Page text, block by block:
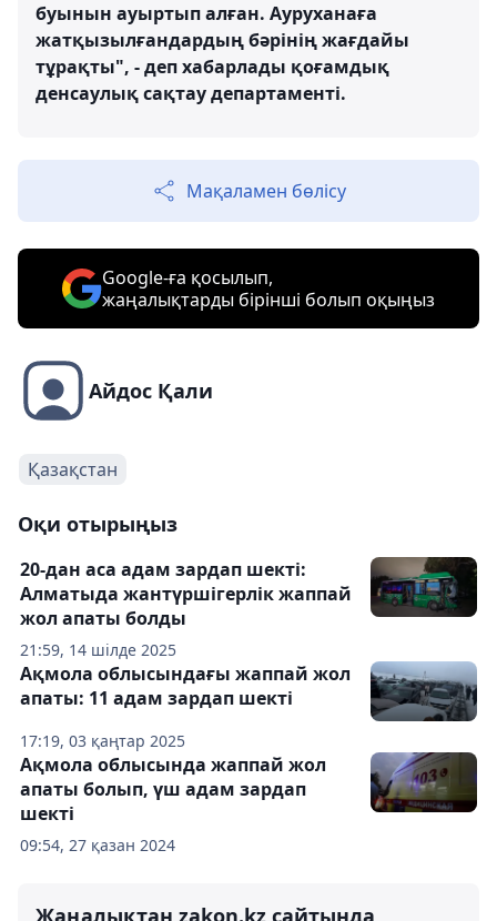
буынын ауыртып алған. Ауруханаға
жатқызылғандардың бәрінің жағдайы
тұрақты", - деп хабарлады қоғамдық
денсаулық сақтау департаменті.
Мақаламен бөлісу
Google-ға қосылып,
жаңалықтарды бірінші болып оқыңыз
Айдос Қали
Қазақстан
Оқи отырыңыз
21:59, 14 шілде 2025
20-дан аса адам зардап шекті:
Алматыда жантүршігерлік жаппай
жол апаты болды
17:19, 03 қаңтар 2025
Ақмола облысындағы жаппай жол
апаты: 11 адам зардап шекті
09:54, 27 қазан 2024
Ақмола облысында жаппай жол
апаты болып, үш адам зардап
шекті
Жаңалықтан zakon.kz сайтында